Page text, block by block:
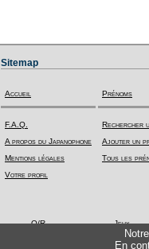
En
Sitemap
Accueil
F.A.Q.
A propos du Japanophone
Mentions légales
Votre profil
Prénoms
Rechercher
Ajouter un
Tous les
Q/R Jeux